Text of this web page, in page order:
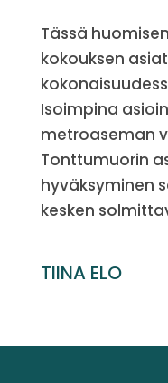
Tässä
kokouksen
Isoimpina
metroaseman
Tonttumuorin
hyväksyminen
kesken
TIINA ELO